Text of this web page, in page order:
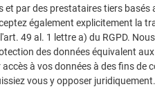
Losange de façade 20 × 20
et par des prestataires tiers
également explicitement la
49 al. 1 lettre a) du RGPD.
des données équivalent
à vos données à des fins de
vous y opposer